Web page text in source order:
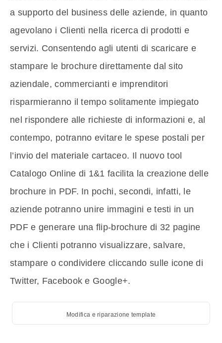
a supporto del business delle aziende, in quanto
agevolano i Clienti nella ricerca di prodotti e
servizi. Consentendo agli utenti di scaricare e
stampare le brochure direttamente dal sito
aziendale, commercianti e imprenditori
risparmieranno il tempo solitamente impiegato
nel rispondere alle richieste di informazioni e, al
contempo, potranno evitare le spese postali per
l’invio del materiale cartaceo. Il nuovo tool
Catalogo Online di 1&1 facilita la creazione delle
brochure in PDF. In pochi, secondi, infatti, le
aziende potranno unire immagini e testi in un
PDF e generare una flip-brochure di 32 pagine
che i Clienti potranno visualizzare, salvare,
stampare o condividere cliccando sulle icone di
Twitter, Facebook e Google+.
Modifica e riparazione template